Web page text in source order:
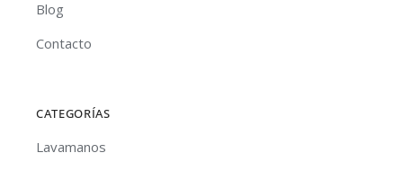
Blog
Contacto
CATEGORÍAS
Lavamanos